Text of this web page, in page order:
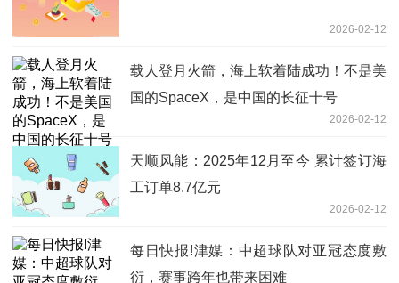
2026-02-12
载人登月火箭，海上软着陆成功！不是美
国的SpaceX，是中国的长征十号
2026-02-12
天顺风能：2025年12月至今 累计签订海
工订单8.7亿元
2026-02-12
每日快报!津媒：中超球队对亚冠态度敷
衍，赛事跨年也带来困难